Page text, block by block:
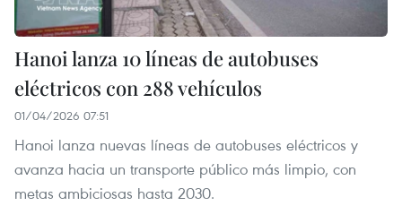
Hanoi lanza 10 líneas de autobuses
eléctricos con 288 vehículos
01/04/2026 07:51
Hanoi lanza nuevas líneas de autobuses eléctricos y
avanza hacia un transporte público más limpio, con
metas ambiciosas hasta 2030.